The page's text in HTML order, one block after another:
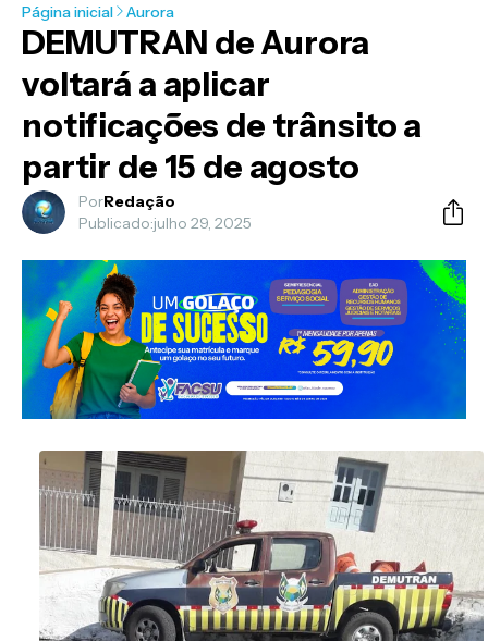
Página inicial Aurora
DEMUTRAN de Aurora
voltará a aplicar
notificações de trânsito a
partir de 15 de agosto
PorRedação
Publicado:julho 29, 2025